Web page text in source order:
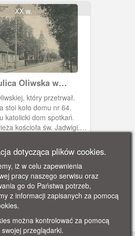
XX w.
Oliwska w
który przetrwał.
stoi koło domu nr 64.
katolicki dom spotkań.
kościoła św. Jadwigi.
dotycząca plików cookies.
iż w celu zapewnienia
pracy naszego serwisu oraz
go do Państwa potrzeb,
z informacji zapisanych za pomocą
można kontrolować za pomocą
przeglądarki.